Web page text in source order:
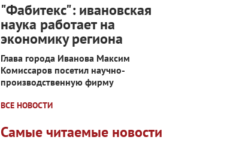
"Фабитекс": ивановская
наука работает на
экономику региона
Глава города Иванова Максим
Комиссаров посетил научно-
производственную фирму
ВСЕ НОВОСТИ
Самые читаемые новости